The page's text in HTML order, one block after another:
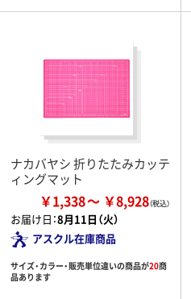
ナカバヤシ 折りたたみカッテ
ィングマット
￥1,338 ￥8,928
お届け日：8月11日（火）
アスクル在庫商品
サイズ・カラー・販売単位違いの商品が20商
品あります